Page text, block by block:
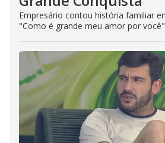
Empresário contou história familiar
"Como é grande meu amor por você"